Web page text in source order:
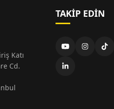
Katı
Cd.
TAKIP EDIN